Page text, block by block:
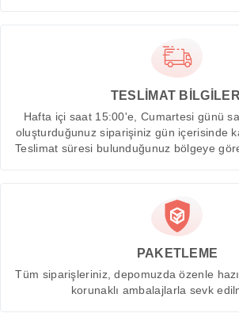
TESLİMAT BİLGİLERİ
Hafta içi saat 15:00'e, Cumartesi günü
oluşturduğunuz siparişiniz gün içerisinde
Teslimat süresi bulunduğunuz bölgeye
PAKETLEME
Tüm siparişleriniz, depomuzda özenle
korunaklı ambalajlarla sevk